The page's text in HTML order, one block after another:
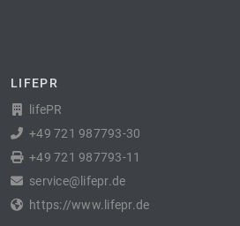
LIFEPR
lifePR
+49 721 987793-30
+49 721 987793-11
service@lifepr.de
https://www.lifepr.de